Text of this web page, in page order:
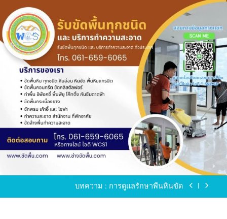
to
content
ขัดพื้นหินขัด อบต.แหลมบัวนครปฐม
ขัดพื้นหินอ่อน โทร.0616596065 ไลน์ WCS1
บทความ : การดูแลรักษาพื้นหินขัด